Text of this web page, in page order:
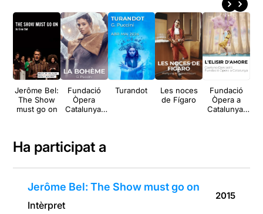
Jerôme Bel:
The Show
must go on
Fundació
Òpera
Catalunya:
Turandot
Les noces
de Fígaro
Fundació
Òpera a
Catalunya:
Ha participat a
Jerôme Bel: The Show must go on
Intèrpret
2015